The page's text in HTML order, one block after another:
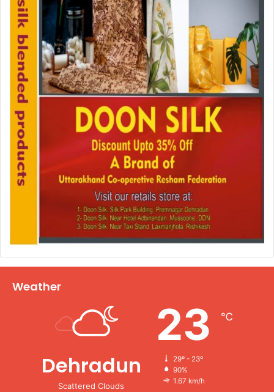
Weather
Dehradun
Scattered Clouds
23 ℃
29º - 23º
90%
1.67 km/h